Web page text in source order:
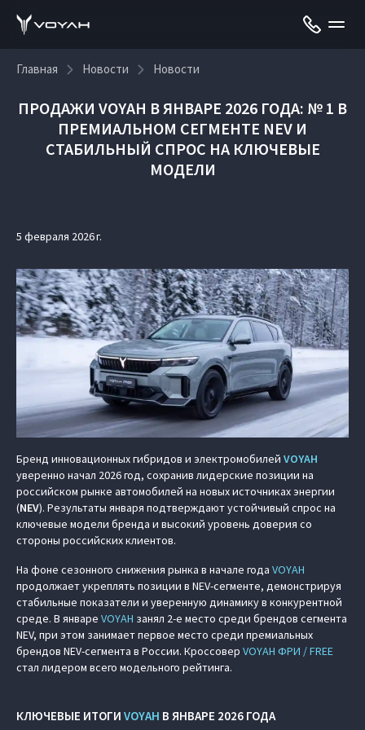
Главная Новости Новости
ПРОДАЖИ VOYAH В ЯНВАРЕ 2026 ГОДА: № 1 В
ПРЕМИАЛЬНОМ СЕГМЕНТЕ NEV И
СТАБИЛЬНЫЙ СПРОС НА КЛЮЧЕВЫЕ
МОДЕЛИ
5 февраля 2026 г.
Бренд инновационных гибридов и электромобилей VOYAH
уверенно начал 2026 год, сохранив лидерские позиции на
российском рынке автомобилей на новых источниках энергии
(NEV). Результаты января подтверждают устойчивый спрос на
ключевые модели бренда и высокий уровень доверия со
стороны российских клиентов.
На фоне сезонного снижения рынка в начале года VOYAH
продолжает укреплять позиции в NEV-сегменте, демонстрируя
стабильные показатели и уверенную динамику в конкурентной
среде. В январе VOYAH занял 2-е место среди брендов сегмента
NEV, при этом занимает первое место среди премиальных
брендов NEV-сегмента в России. Кроссовер VOYAH ФРИ / FREE
стал лидером всего модельного рейтинга.
КЛЮЧЕВЫЕ ИТОГИ VOYAH В ЯНВАРЕ 2026 ГОДА